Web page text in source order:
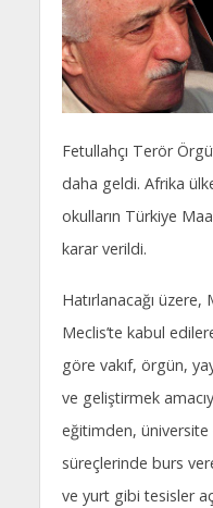
Fetullahçı Terör
daha geldi. Afrika
okulların Türkiye
karar verildi.
Hatırlanacağı üzere,
Meclis’te kabul
göre vakıf, örgün,
ve geliştirmek
eğitimden,
süreçlerinde burs
ve yurt gibi tesisler